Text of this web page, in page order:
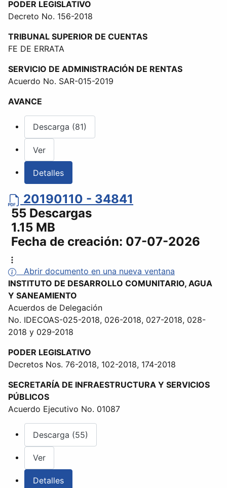
PODER LEGISLATIVO
Decreto No. 156-2018
TRIBUNAL SUPERIOR DE CUENTAS
FE DE ERRATA
SERVICIO DE ADMINISTRACIÓN DE RENTAS
Acuerdo No. SAR-015-2019
AVANCE
Descarga (81)
Ver
Detalles
20190110 - 34841
55 Descargas
1.15 MB
Fecha de creación: 07-07-2026
Abrir documento en una nueva ventana
INSTITUTO DE DESARROLLO COMUNITARIO, AGUA
Y SANEAMIENTO
Acuerdos de Delegación
No. IDECOAS-025-2018, 026-2018, 027-2018, 028-
2018 y 029-2018
PODER LEGISLATIVO
Decretos Nos. 76-2018, 102-2018, 174-2018
SECRETARÍA DE INFRAESTRUCTURA Y SERVICIOS
PÚBLICOS
Acuerdo Ejecutivo No. 01087
Descarga (55)
Ver
Detalles